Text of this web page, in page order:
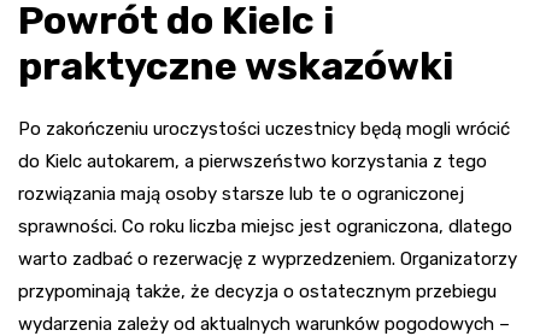
Powrót do Kielc i
praktyczne wskazówki
Po zakończeniu uroczystości uczestnicy będą mogli wrócić
do Kielc autokarem, a pierwszeństwo korzystania z tego
rozwiązania mają osoby starsze lub te o ograniczonej
sprawności. Co roku liczba miejsc jest ograniczona, dlatego
warto zadbać o rezerwację z wyprzedzeniem. Organizatorzy
przypominają także, że decyzja o ostatecznym przebiegu
wydarzenia zależy od aktualnych warunków pogodowych –